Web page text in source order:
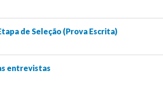
de Seleção (Prova Escrita)
entrevistas